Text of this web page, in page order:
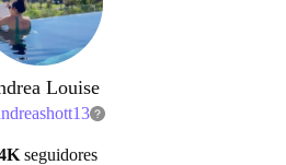
Louise
seguidores